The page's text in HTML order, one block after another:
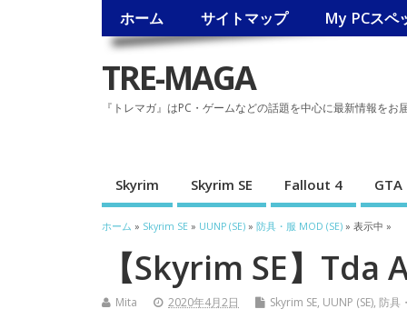
ホーム サイトマップ My PCスペ
TRE-MAGA
『トレマガ』はPC・ゲームなどの話題を中心に最新情報をお
Skyrim Skyrim SE Fallout 4 GTA
ホーム » Skyrim SE » UUNP (SE) » 防具・服 MOD (SE) » 表示中 »
【Skyrim SE】Tda
Mita 2020年4月2日 Skyrim SE, UUNP (SE), 防具